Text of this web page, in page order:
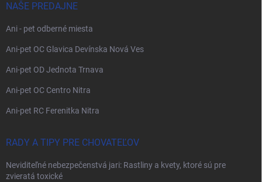
NAŠE PREDAJNE
Ani - pet odberné miesta
Ani-pet OC Glavica Devínska Nová Ves
Ani-pet OD Jednota Trnava
Ani-pet OC Centro Nitra
Ani-pet RC Ferenitka Nitra
RADY A TIPY PRE CHOVATEĽOV
Neviditeľné nebezpečenstvá jari: Rastliny a kvety, ktoré sú pre
zvieratá toxické